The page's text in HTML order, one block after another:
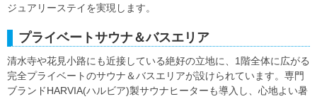
ジュアリーステイを実現します。
プライベートサウナ＆バスエリア
清水寺や花見小路にも近接している絶好の立地に、1階全体に広がる
完全プライベートのサウナ＆バスエリアが設けられています。専門
ブランドHARVIA(ハルビア)製サウナヒーターも導入し、心地よい暑